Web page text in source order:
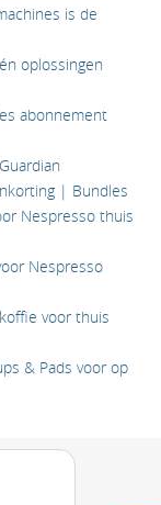
is de
oplossingen
abonnement
| Bundles
Nespresso thuis
Nespresso
voor thuis
& Pads voor op